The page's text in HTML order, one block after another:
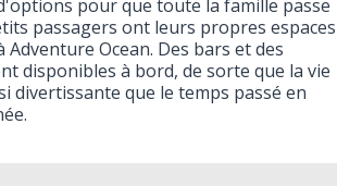
pour que toute la famille passe
passagers ont leurs propres espaces
Ocean. Des bars et des
disponibles à bord, de sorte que la vie
divertissante que le temps passé en